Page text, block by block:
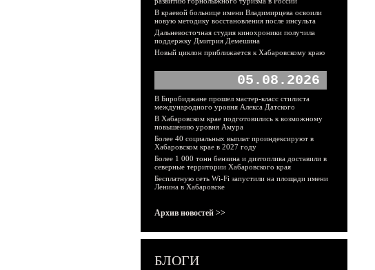
В краевой больнице имени Владимирцева освоили
новую методику восстановления после инсульта
Дальневосточная студия кинохроники получила
поддержку Дмитрия Демешина
Новый циклон приближается к Хабаровскому краю
05.08.2026
В Биробиджане прошел мастер-класс стилиста
международного уровня Алекса Датского
В Хабаровском крае подготовились к возможному
повышению уровня Амура
Более 40 социальных выплат проиндексируют в
Хабаровском крае в 2027 году
Более 1 000 тонн бензина и дизтоплива доставили в
северные территории Хабаровского края
Бесплатную сеть Wi-Fi запустили на площади имени
Ленина в Хабаровске
Архив новостей >>
БЛОГИ